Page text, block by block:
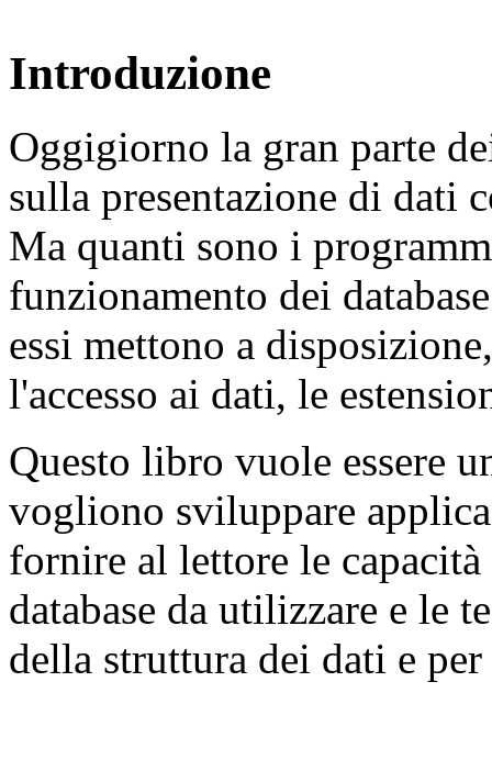
Introduzione
Oggigiorno la gran parte
sulla presentazione di dati
Ma quanti sono i
funzionamento dei
essi mettono a
l'accesso ai dati, le
Questo libro vuole essere
vogliono sviluppare
fornire al lettore le capacità
database da utilizzare e le
della struttura dei dati e